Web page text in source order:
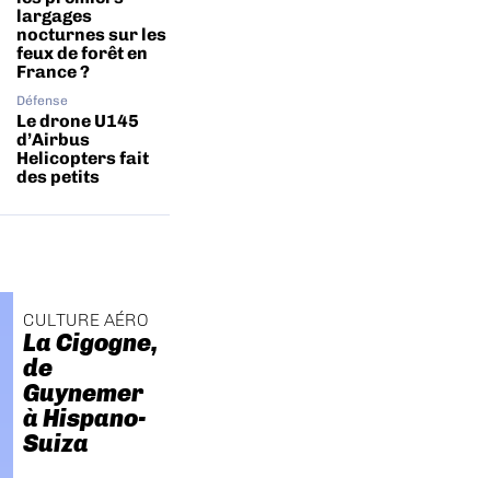
largages
nocturnes sur les
feux de forêt en
France ?
Défense
Le drone U145
d’Airbus
Helicopters fait
des petits
CULTURE AÉRO
La Cigogne,
de
Guynemer
à Hispano-
Suiza